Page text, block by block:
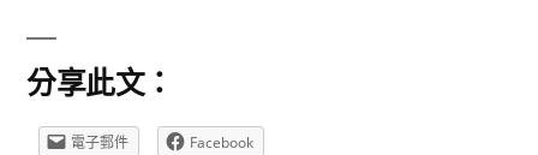
季》
～
分享此文：
電子郵件 Facebook